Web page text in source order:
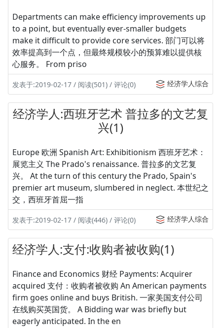
Departments can make efficiency improvements up
to a point, but eventually ever-smaller budgets
make it difficult to provide core services. 部门可以将
效率提高到一个点，但最终规模较小的预算难以提供核
心服务。 From priso
发表于:2019-02-17 / 阅读(501) / 评论(0) 经济学人综合
经济学人:西班牙艺术 普拉多的文艺复
兴(1)
Europe 欧洲 Spanish Art: Exhibitionism 西班牙艺术：
展览主义 The Prado's renaissance. 普拉多的文艺复
兴。 At the turn of this century the Prado, Spain's
premier art museum, slumbered in neglect. 本世纪之
交，西班牙首屈一指
发表于:2019-02-17 / 阅读(446) / 评论(0) 经济学人综合
经济学人:支付:收购者被收购(1)
Finance and Economics 财经 Payments: Acquirer
acquired 支付：收购者被收购 An American payments
firm goes online and buys British. 一家美国支付公司
在线购买英国货。 A Bidding war was briefly but
eagerly anticipated. In the en